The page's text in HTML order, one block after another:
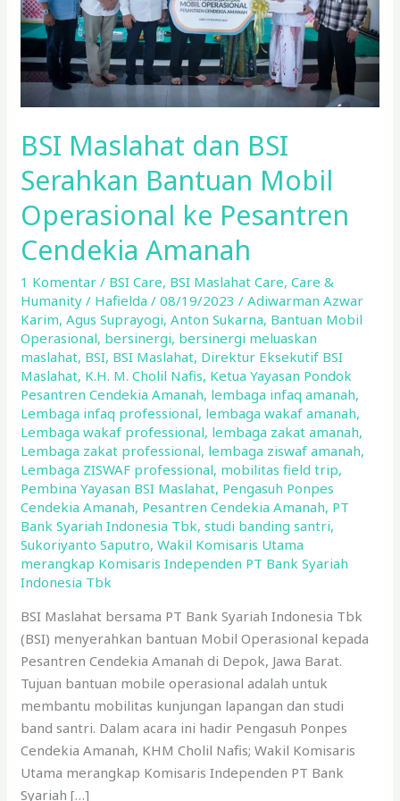
BSI Maslahat dan BSI
Serahkan Bantuan Mobil
Operasional ke Pesantren
Cendekia Amanah
1 Komentar / BSI Care, BSI Maslahat Care,Care &
Humanity / Hafielda/08/19/2023/Adiwarman Azwar
Karim,Agus Suprayogi,Anton Sukarna, Bantuan Mobil
Operasional, bersinergi, bersinergi meluaskan
maslahat, BSI, BSI Maslahat, Direktur Eksekutif BSI
Maslahat, K.H. M. Cholil Nafis, Ketua Yayasan Pondok
Pesantren Cendekia Amanah, lembaga infaq amanah,
Lembaga infaq professional, lembaga wakaf amanah,
Lembaga wakaf professional, lembaga zakat amanah,
Lembaga zakat professional, lembaga ziswaf amanah,
Lembaga ZISWAF professional, mobilitas field trip,
Pembina Yayasan BSI Maslahat, Pengasuh Ponpes
Cendekia Amanah, Pesantren Cendekia Amanah, PT
Bank Syariah Indonesia Tbk,studi banding santri,
Sukoriyanto Saputro,Wakil Komisaris Utama
merangkap Komisaris Independen PT Bank Syariah
Indonesia Tbk
BSI Maslahat bersama PT Bank Syariah Indonesia Tbk
(BSI) menyerahkan bantuan Mobil Operasional kepada
Pesantren Cendekia Amanah di Depok, Jawa Barat.
Tujuan bantuan mobile operasional adalah untuk
membantu mobilitas kunjungan lapangan dan studi
band santri. Dalam acara ini hadir Pengasuh Ponpes
Cendekia Amanah, KHM Cholil Nafis; Wakil Komisaris
Utama merangkap Komisaris Independen PT Bank
Syariah […]
Mobil
Operasional
ke
Pesantren